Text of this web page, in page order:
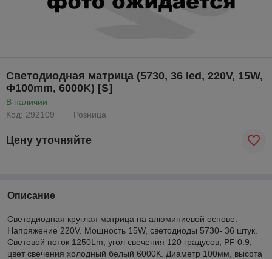
Светодиодная матрица (5730, 36 led, 220V, 15W,
Ф100mm, 6000K) [S]
В наличии
Код: 292109
Розница
Цену уточняйте
Описание
Светодиодная круглая матрица на алюминиевой основе.
Напряжение 220V. Мощность 15W, светодиоды 5730- 36 штук.
Световой поток 1250Lm, угол свечения 120 градусов, PF 0.9,
цвет свечения холодный белый 6000К. Диаметр 100мм, высота